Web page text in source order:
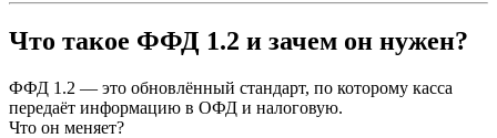
Что такое ФФД 1.2 и зачем он нужен?
ФФД 1.2 — это обновлённый стандарт, по которому касса
передаёт информацию в ОФД и налоговую.
Что он меняет?